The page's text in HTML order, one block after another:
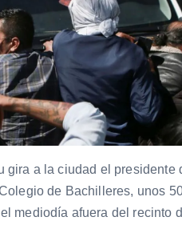
gira a la ciudad el presidente
de Bachilleres, unos
mediodía afuera del recinto